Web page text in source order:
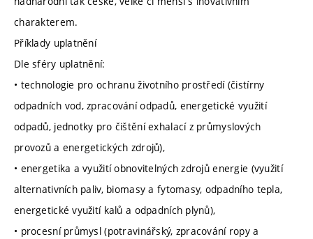
charakterem.
Příklady uplatnění
Dle sféry uplatnění:
• technologie pro ochranu životního prostředí (čistírny
odpadních vod, zpracování odpadů, energetické využití
odpadů, jednotky pro čištění exhalací z průmyslových
provozů a energetických zdrojů),
• energetika a využití obnovitelných zdrojů energie (využití
alternativních paliv, biomasy a fytomasy, odpadního tepla,
energetické využití kalů a odpadních plynů),
• procesní průmysl (potravinářský, zpracování ropy a